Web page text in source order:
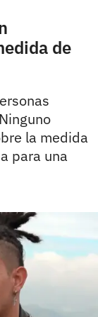
de
la medida
para una